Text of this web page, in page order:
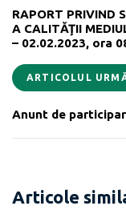
RAPORT PRIVIND
A CALITĂŢII
– 02.02.2023, ora
ARTICOLUL
Anunt de
Articole